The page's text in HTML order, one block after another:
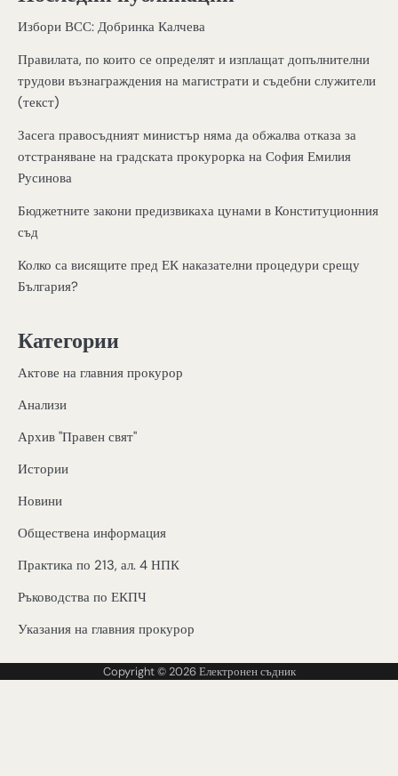
Избори ВСС: Добринка Калчева
Правилата, по които се определят и изплащат допълнителни
трудови възнаграждения на магистрати и съдебни служители
(текст)
Засега правосъдният министър няма да обжалва отказа за
отстраняване на градската прокурорка на София Емилия
Русинова
Бюджетните закони предизвикаха цунами в Конституционния
съд
Колко са висящите пред ЕК наказателни процедури срещу
България?
Категории
Актове на главния прокурор
Анализи
Архив "Правен свят"
Истории
Новини
Обществена информация
Практика по 213, ал. 4 НПК
Ръководства по ЕКПЧ
Указания на главния прокурор
Copyright © 2026Електронен съдник